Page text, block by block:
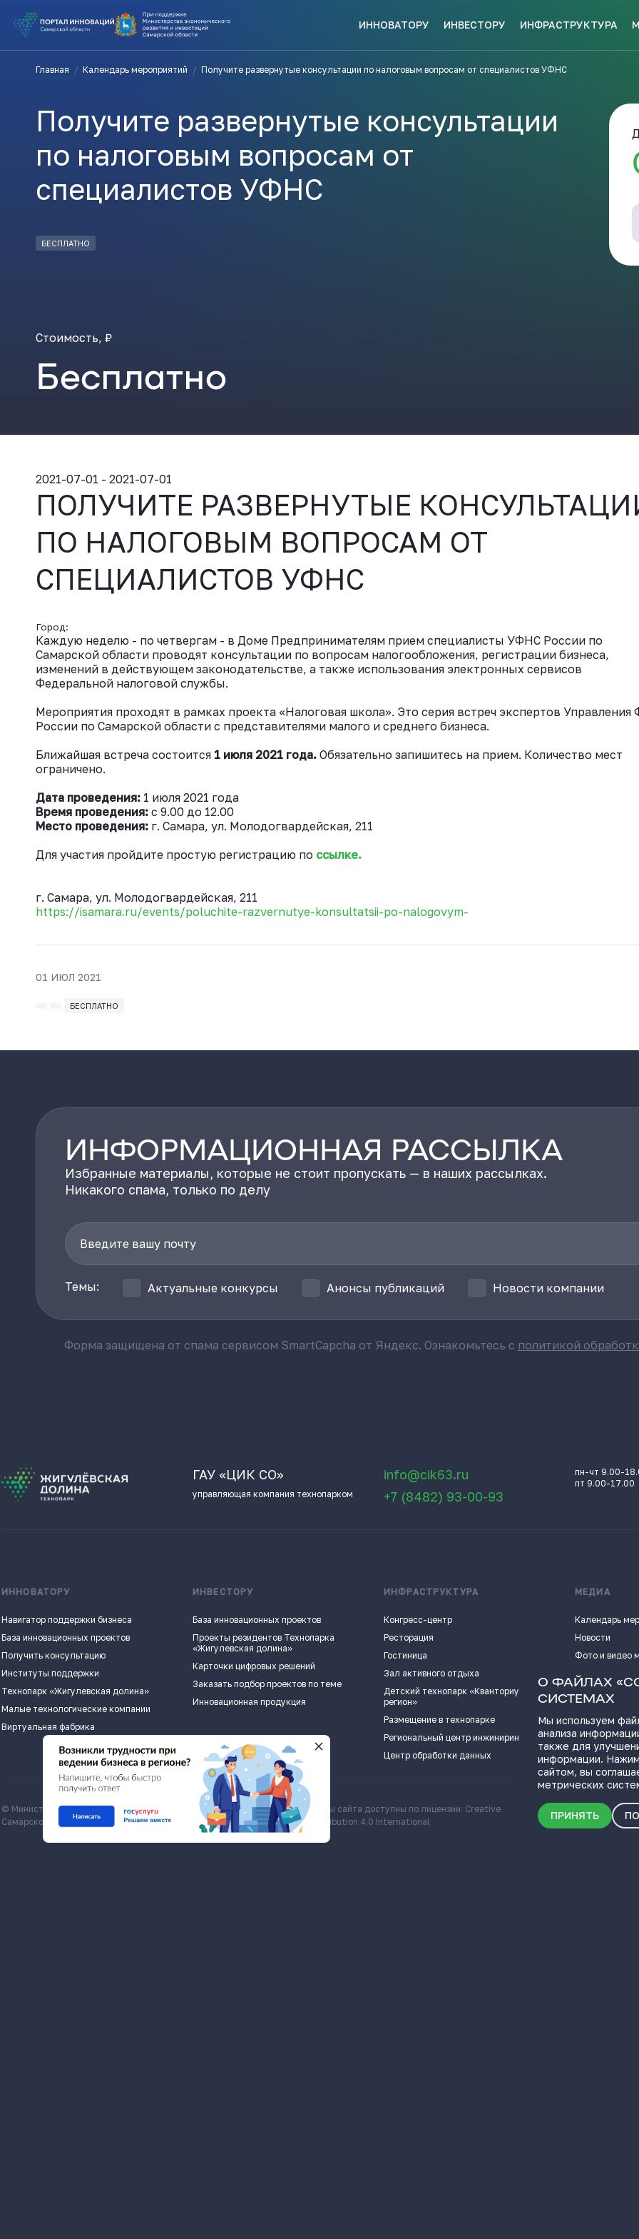
ИННОВАТОРУ ИНВЕСТОРУ ИНФРАСТРУКТУРА
Главная / Календарь мероприятий / Получите развернутые консультации по налоговым вопросам от специалистов УФНС
Получите развернутые консультации
по налоговым вопросам от
специалистов УФНС
БЕСПЛАТНО
Стоимость, ₽
Бесплатно
2021-07-01 - 2021-07-01
ПОЛУЧИТЕ РАЗВЕРНУТЫЕ
ПО НАЛОГОВЫМ ВОПРОСАМ ОТ
СПЕЦИАЛИСТОВ УФНС
Город:
Каждую неделю - по четвергам - в Доме Предпринимателям прием специалисты УФНС России по
Самарской области проводят консультации по вопросам налогообложения, регистрации бизнеса,
изменений в действующем законодательстве, а также использования электронных сервисов
Федеральной налоговой службы.
Мероприятия проходят в рамках проекта «Налоговая школа». Это серия встреч экспертов Управления
России по Самарской области с представителями малого и среднего бизнеса.
Ближайшая встреча состоится 1 июля 2021 года. Обязательно запишитесь на прием. Количество мест
ограничено.
Дата проведения: 1 июля 2021 года
Время проведения: с 9.00 до 12.00
Место проведения: г. Самара, ул. Молодогвардейская, 211
Для участия пройдите простую регистрацию по ссылке.
г. Самара, ул. Молодогвардейская, 211
https://isamara.ru/events/poluchite-razvernutye-konsultatsii-po-nalogovym-
01 ИЮЛ 2021
БЕСПЛАТНО
ИНФОРМАЦИОННАЯ РАССЫЛКА
Избранные материалы, которые не стоит пропускать — в наших рассылках.
Никакого спама, только по делу
Темы: Актуальные конкурсы Анонсы публикаций Новости компании
Форма защищена от спама сервисом SmartCapcha от Яндекс. Ознакомьтесь с политикой
Актуальные конкурсы
ГАУ «ЦИК СО»
управляющая компания технопарком
info@cik63.ru
+7 (8482) 93-00-93
пн-чт 9.00-
пт 9.00-17.00
ИННОВАТОРУ
Навигатор поддержки бизнеса
База инновационных проектов
Получить консультацию
Институты поддержки
Технопарк «Жигулевская долина»
Малые технологические компании
Виртуальная фабрика
ИНВЕСТОРУ
База инновационных проектов
Проекты резидентов Технопарка
«Жигулевская долина»
Карточки цифровых решений
Заказать подбор проектов по теме
Инновационная продукция
ИНФРАСТРУКТУРА
Конгресс-центр
Ресторация
Гостиница
Зал активного отдыха
Детский технопарк «Кванториум - 63
регион»
Размещение в технопарке
Региональный центр инжиниринга
Центр обработки данных
МЕДИА
Календарь
Новости
Фото и видео
Истории
ПОЛЕЗНЫЕ
© Министерство экономического развития и инвестиций
Самарской области, economy.samregion.ru, 2026
Все материалы сайта доступны по лицензии: Creative
Commons Attribution 4.0 International
Скачать
о Самарской области
ВЫ В ПОИСКЕ МЕР
ВАМ СЮДА
НАВИГАТОР
ПОЛЕЗНЫЕ СТАТЬИ
О ФАЙЛАХ
СИСТЕМАХ
Мы используем
анализа
также для
информации.
сайтом, вы
метрических
ПРИНЯТЬ